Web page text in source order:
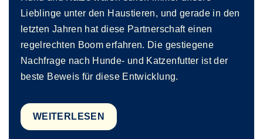
Lieblinge unter den Haustieren, und gerade in den
letzten Jahren hat diese Partnerschaft einen
regelrechten Boom erfahren. Die gestiegene
Nachfrage nach Hunde- und Katzenfutter ist der
beste Beweis für diese Entwicklung.
WEITERLESEN